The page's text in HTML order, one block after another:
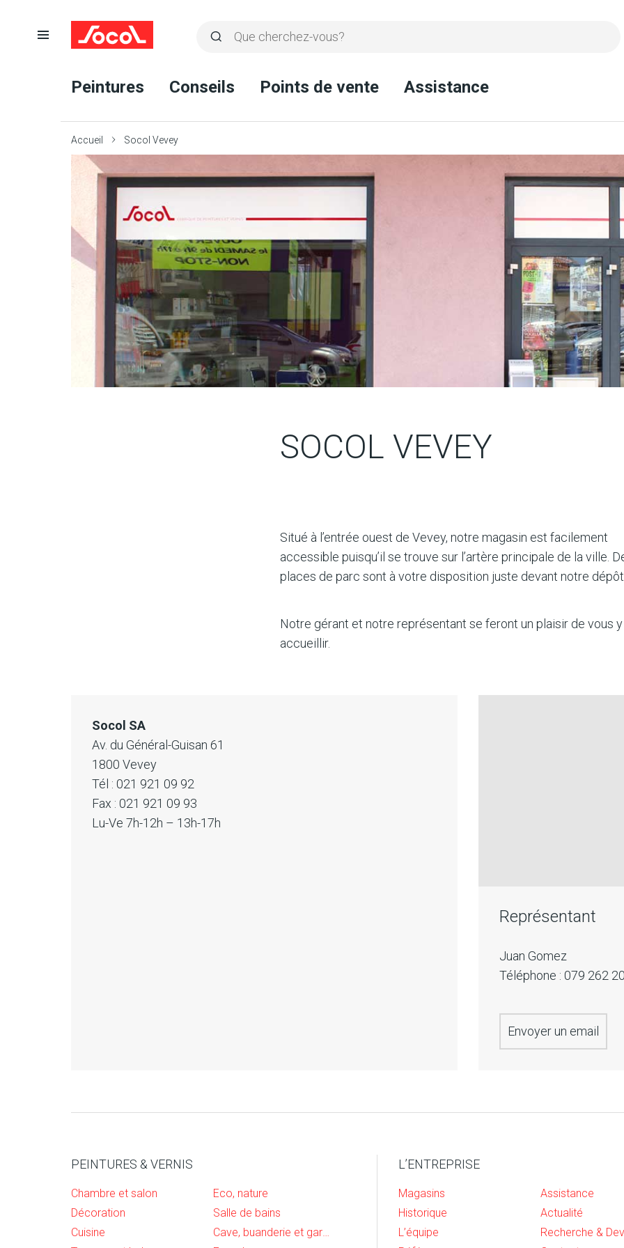
Rechercher
recherche
Ouvrir
Peintures Conseils Points de vente Assistance
Accueil Socol Vevey
SOCOL VEVEY
Situé à l’entrée ouest de Vevey, notre magasin est facilement
accessible puisqu’il se trouve sur l’artère principale de la ville.
places de parc sont à votre disposition juste devant notre
Notre gérant et notre représentant se feront un plaisir de vous y
accueillir.
Socol SA
Av. du Général-Guisan 61
1800 Vevey
Tél : 021 921 09 92
Fax : 021 921 09 93
Lu-Ve 7h-12h – 13h-17h
Représentant
Juan Gomez
Téléphone : 079 262
Envoyer un email
PEINTURES & VERNIS
Chambre et salon
Eco, nature
Décoration
Salle de bains
Cuisine
Cave, buanderie et garage
L’ENTREPRISE
Magasins
Assistance
Historique
Actualité
L’équipe